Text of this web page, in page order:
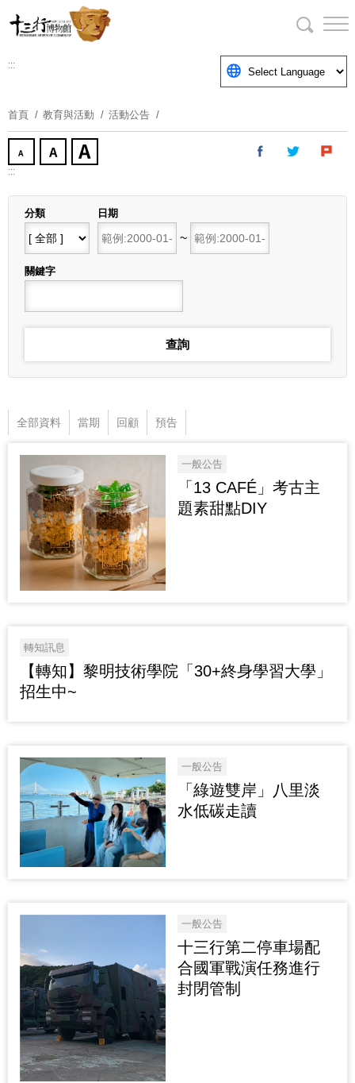
要
塊
:::
首頁 教育與活動 活動公告
:::
分類
日期
開始日期
~
關鍵字
全部資料 當期 回顧 預告
一般公告
「13 CAFÉ」考古主
題素甜點DIY
轉知訊息
【轉知】黎明技術學院「30+終身學習大學」
招生中~
一般公告
「綠遊雙岸」八里淡
水低碳走讀
一般公告
十三行第二停車場配
合國軍戰演任務進行
封閉管制